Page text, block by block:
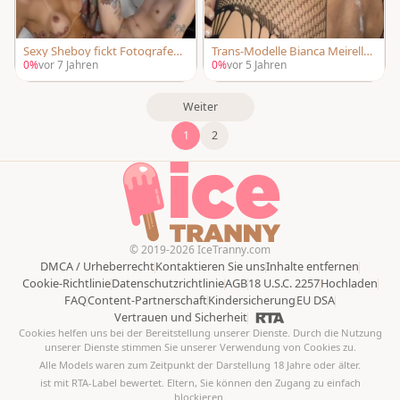
Sexy Sheboy fickt Fotografen
ohne Schutz
0%vor 7 Jahren
Trans-Modelle Bianca Meirelles
pflügt einen Fotografen an un
d wird dann cremig gemacht
0%vor 5 Jahren
1 2
Weiter
© 2019-2026 IceTranny.com
DMCA / UrheberrechtKontaktieren Sie unsInhalte entfernen
Cookie-RichtlinieDatenschutzrichtlinieAGB18 U.S.C. 2257Hochladen
FAQContent-PartnerschaftKindersicherungEU DSA
Vertrauen und Sicherheit
Cookies helfen uns bei der Bereitstellung unserer Dienste. Durch die Nutzung
unserer Dienste stimmen Sie unserer Verwendung von Cookies zu.
Alle Models waren zum Zeitpunkt der Darstellung 18 Jahre oder älter.
ist mit RTA-Label bewertet. Eltern, Sie können den Zugang zu einfach
blockieren.